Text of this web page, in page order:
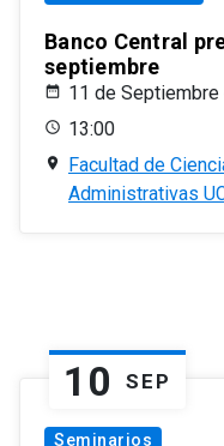
Banco Central
septiembre
11 de
13:00
Facultad de
Administrativas
10 SEP
Seminarios